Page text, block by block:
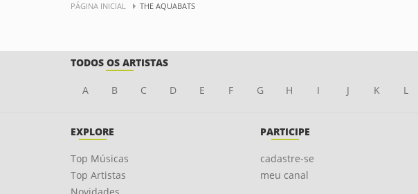
PÁGINA INICIAL THE AQUABATS
TODOS OS ARTISTAS
A B C D E F G H I J K L
EXPLORE
Top Músicas
Top Artistas
PARTICIPE
cadastre-se
meu canal